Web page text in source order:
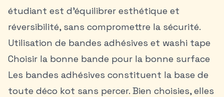
étudiant est d’équilibrer esthétique et
réversibilité, sans compromettre la sécurité.
Utilisation de bandes adhésives et washi tape
Choisir la bonne bande pour la bonne surface
Les bandes adhésives constituent la base de
toute déco kot sans percer. Bien choisies, elles